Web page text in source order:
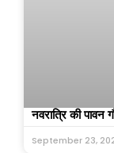
नवरात्रि की पावन
September 23,